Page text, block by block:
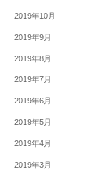
2019年10月
2019年9月
2019年8月
2019年7月
2019年6月
2019年5月
2019年4月
2019年3月